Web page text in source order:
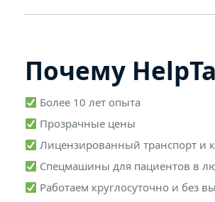
Почему
Более 10 лет опыта
Прозрачные цены
Лицензированный транспорт и
Спецмашины для пациентов в
Работаем круглосуточно и без